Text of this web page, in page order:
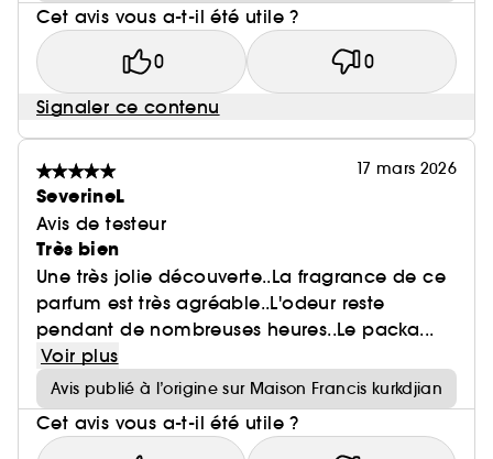
Cet avis vous a-t-il été utile ?
0 0
Signaler ce contenu
17 mars 2026
SeverineL
Avis de testeur
Très bien
Une très jolie découverte..La fragrance de ce
parfum est très agréable..L'odeur reste
pendant de nombreuses heures..Le packa...
Voir plus
Avis publié à l’origine sur Maison Francis kurkdjian
Cet avis vous a-t-il été utile ?